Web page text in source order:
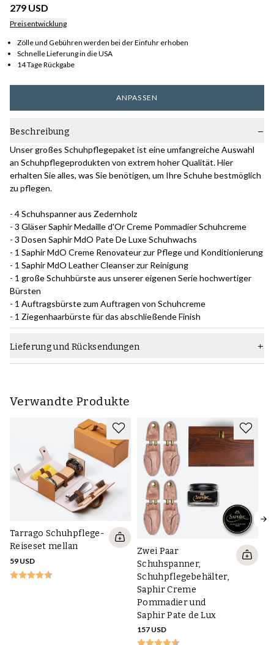
279 USD
Preisentwicklung
Zölle und Gebühren werden bei der Einfuhr erhoben
Schnelle Lieferung in die USA
14 Tage Rückgabe
ANPASSEN
Beschreibung
Unser großes Schuhpflegepaket ist eine umfangreiche Auswahl
an Schuhpflegeprodukten von extrem hoher Qualität. Hier
erhalten Sie alles, was Sie benötigen, um Ihre Schuhe bestmöglich
zu pflegen.
- 4 Schuhspanner aus Zedernholz
- 3 Gläser Saphir Medaille d'Or Creme Pommadier Schuhcreme
- 3 Dosen Saphir MdO Pate De Luxe Schuhwachs
- 1 Saphir MdO Creme Renovateur zur Pflege und Konditionierung
- 1 Saphir MdO Leather Cleanser zur Reinigung
- 1 große Schuhbürste aus unserer eigenen Serie hochwertiger
Bürsten
- 1 Auftragsbürste zum Auftragen von Schuhcreme
- 1 Ziegenhaarbürste für das abschließende Finish
Lieferung und Rücksendungen
Verwandte Produkte
Tarrago Schuhpflege-
Reiseset mellan
59 USD
Zwei Paar
Schuhspanner,
Schuhpflegebehälter,
Saphir Creme
Pommadier und
Saphir Pate de Lux
157 USD